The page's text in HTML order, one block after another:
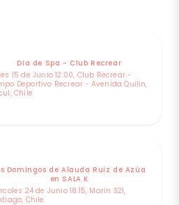
Dia de Spa - Club Recrear
15 de Junio 12:00, Club Recrear -
Deportivo Recrear - Avenida Quilin,
Chile
Domingos de Alauda Ruiz de Azúa
en SALA K
24 de Junio 18:15, Marín 321,
Chile